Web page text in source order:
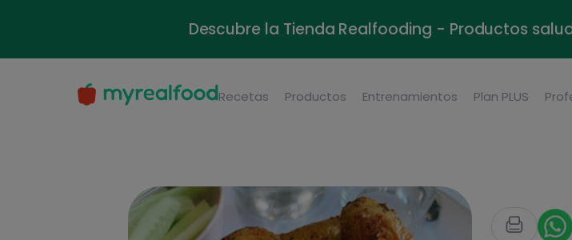
Descubre la Tienda Realfooding - Productos
Recetas Productos Entrenamientos Plan PLUS